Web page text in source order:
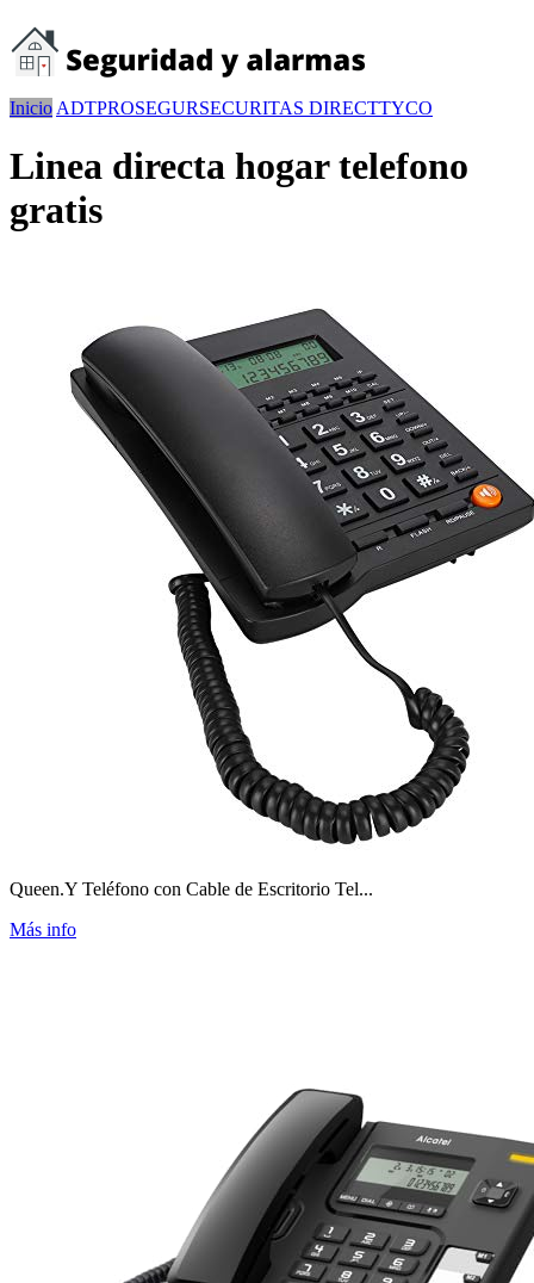
Inicio ADTPROSEGURSECURITAS DIRECTTYCO
Linea directa hogar telefono
gratis
Queen.Y Teléfono con Cable de Escritorio Tel...
Más info